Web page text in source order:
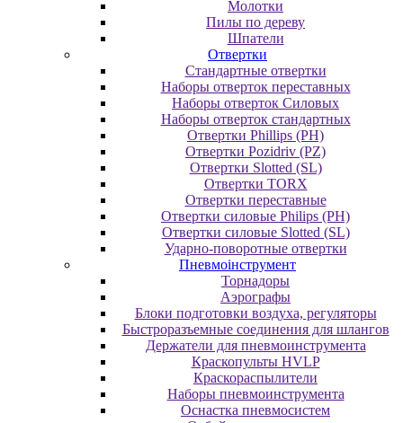
Молотки
Пилы по дереву
Шпатели
Отвертки
Cтандартные отвертки
Наборы отверток переставных
Наборы отверток Силовых
Наборы отверток стандартных
Отвертки Phillips (PH)
Отвертки Pozidriv (PZ)
Отвертки Slotted (SL)
Отвертки TORX
Отвертки переставные
Отвертки силовые Philips (PH)
Отвертки силовые Slotted (SL)
Ударно-поворотные отвертки
Пневмоінструмент
Topнaдopы
Аэрографы
Блоки подготовки воздуха, регуляторы
Быстроразъемные соединения для шлангов
Держатели для пневмоинструмента
Краскопульты HVLP
Краскораспылители
Наборы пневмоинструмента
Оснастка пневмосистем